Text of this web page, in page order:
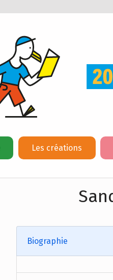
Les créations
Biographie